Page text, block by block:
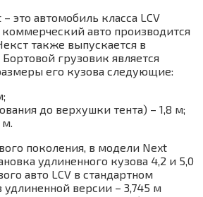
это автомобиль класса LCV
коммерческий авто производится
также выпускается в
грузовик является
его кузова следующие:
до верхушки тента) – 1,8 м;
поколения, в модели Next
удлиненного кузова 4,2 и 5,0
авто LCV в стандартном
удлиненной версии – 3,745 м